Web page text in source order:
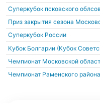
Суперкубок псковского
Приз закрытия сезона
Суперкубок России
Кубок Болгарии (Кубок
Чемпионат Московской
Чемпионат Раменского района